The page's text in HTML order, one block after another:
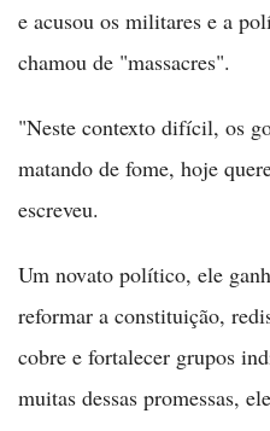
e acusou os militares e a
chamou de "massacres".
"Neste contexto difícil, os
matando de fome, hoje
escreveu.
Um novato político, ele
reformar a constituição,
cobre e fortalecer grupos
muitas dessas promessas,